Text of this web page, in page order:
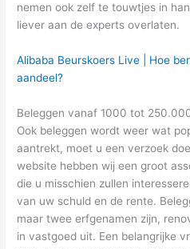
nemen ook zelf te touwtjes in
liever aan de experts overlaten.
Alibaba Beurskoers Live | Hoe
aandeel?
Beleggen vanaf 1000 tot
Ook beleggen wordt weer wat
aantrekt, moet u een verzoek
website hebben wij een groot
die u misschien zullen
van uw schuld en de rente.
maar twee erfgenamen zijn,
in vastgoed uit. Een belangrijke